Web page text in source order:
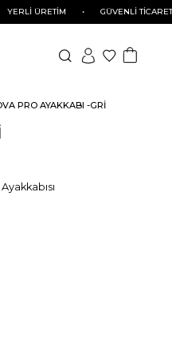
• GÜVENLİ TİCARET •
PRO AYAKKABI -GRİ